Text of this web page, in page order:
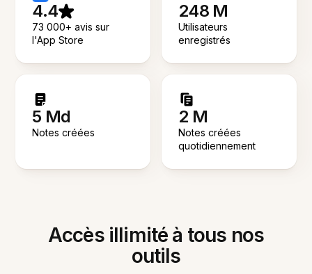
4.4
73 000+ avis sur
l'App Store
248 M
Utilisateurs
enregistrés
5 Md
Notes créées
2 M
Notes créées
quotidiennement
Accès illimité à tous nos
outils